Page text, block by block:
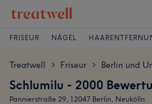
FRISEUR NÄGEL
Treatwell > Friseur > Berlin und
Schlumilu - 2000
Pannierstraße 29, 12047 Berlin, Neukölln